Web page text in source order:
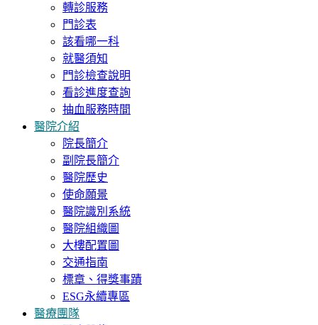
轉診服務
門診表
該看哪一科
就醫須知
門診檢查說明
看診進度查詢
抽血服務時間
醫院介紹
院長簡介
副院長簡介
醫院歷史
使命願景
醫院識別系統
醫院組織圖
大樓配置圖
交通指南
標章、得獎事蹟
ESG永續專區
醫療團隊